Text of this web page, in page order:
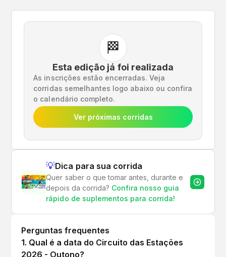
🏁
Esta edição já foi realizada
As inscrições estão encerradas. Veja
corridas semelhantes logo abaixo ou confira
o calendário completo.
Ver próximas corridas
💡Dica para sua corrida
Quer saber o que tomar antes, durante e
depois da corrida? Confira nosso guia
rápido de suplementos para corrida!
Perguntas frequentes
1. Qual é a data do Circuito das Estações
2026 - Outono?